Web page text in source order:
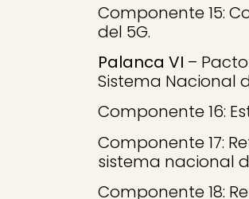
Componente 15:
del 5G.
Palanca VI –
Sistema Nacional
Componente 16:
Componente 17:
sistema nacional
Componente 18: